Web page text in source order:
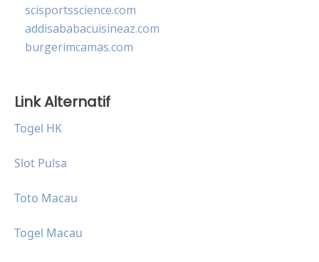
scisportsscience.com
addisababacuisineaz.com
burgerimcamas.com
Link Alternatif
Togel HK
Slot Pulsa
Toto Macau
Togel Macau